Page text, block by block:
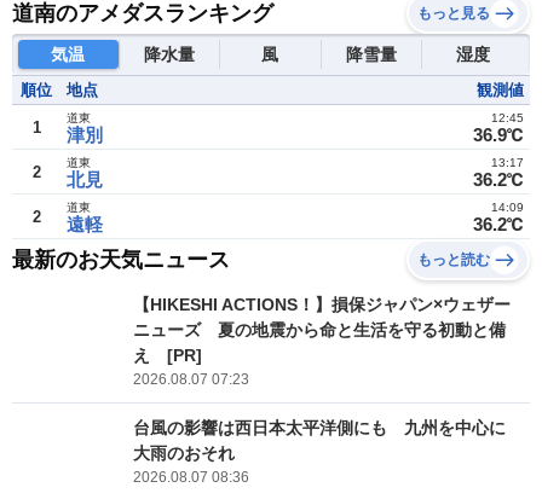
道南のアメダスランキング もっと見る
気温 降水量 風 降雪量 湿度
順位 地点 観測値
1 津別
道東
36.9℃
12:45
2 北見
道東
36.2℃
13:17
2 遠軽
道東
36.2℃
14:09
最新のお天気ニュース もっと読む
【HIKESHI ACTIONS！】損保ジャパン×ウェザー
ニューズ 夏の地震から命と生活を守る初動と備
え [PR]
2026.08.07 07:23
台風の影響は西日本太平洋側にも 九州を中心に
大雨のおそれ
2026.08.07 08:36